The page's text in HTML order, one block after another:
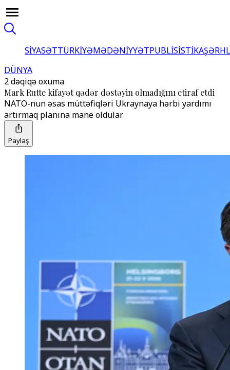
SİYASƏTTÜRKİYƏMƏDƏNİYYƏTPUBLİSİSTİKA
DÜNYA
2 dəqiqə oxuma
Mark Rutte kifayət qədər dəstəyin olmadığını etiraf etdi
NATO-nun əsas müttəfiqləri Ukraynaya hərbi yardımı
artırmaq planına mane oldular
Paylaş